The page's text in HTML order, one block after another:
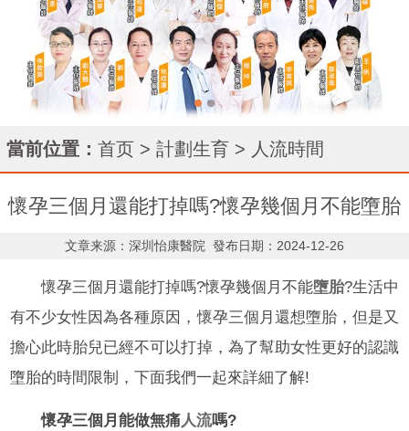
當前位置： 首页 > 計劃生育 > 人流時間
懷孕三個月還能打掉嗎?懷孕幾個月不能墮胎
文章来源：深圳怡康醫院 發布日期：2024-12-26
懷孕三個月還能打掉嗎?懷孕幾個月不能墮胎?生活中
有不少女性因為各種原因，懷孕三個月還想墮胎，但是又
擔心此時胎兒已經不可以打掉，為了幫助女性更好的認識
墮胎的時間限制，下面我們一起來詳細了解!
懷孕三個月能做無痛人流嗎?